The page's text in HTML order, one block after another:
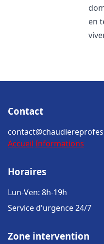
en
Contact
Accueil Informations
Horaires
Lun-Ven: 8h-19h
Service d'urgence 24/7
Zone intervention